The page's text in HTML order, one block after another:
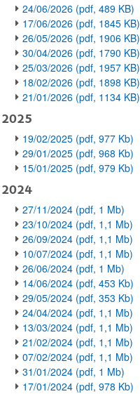
subpages
subpages
24/06/2026 (pdf, 489 KB)
17/06/2026 (pdf, 1845 KB)
26/05/2026 (pdf, 1906 KB)
30/04/2026 (pdf, 1790 KB)
25/03/2026 (pdf, 1957 KB)
18/02/2026 (pdf, 1898 KB)
21/01/2026 (pdf, 1134 KB)
2025
19/02/2025 (pdf, 977 Kb)
29/01/2025 (pdf, 968 Kb)
15/01/2025 (pdf, 979 Kb)
2024
27/11/2024 (pdf, 1 Mb)
23/10/2024 (pdf, 1,1 Mb)
26/09/2024 (pdf, 1,1 Mb)
10/07/2024 (pdf, 1,1 Mb)
26/06/2024 (pdf, 1 Mb)
14/06/2024 (pdf, 453 Kb)
29/05/2024 (pdf, 353 Kb)
24/04/2024 (pdf, 1,1 Mb)
13/03/2024 (pdf, 1,1 Mb)
21/02/2024 (pdf, 1,1 Mb)
07/02/2024 (pdf, 1,1 Mb)
31/01/2024 (pdf, 1 Mb)
17/01/2024 (pdf, 978 Kb)